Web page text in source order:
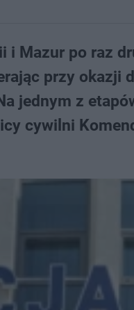
i Mazur po raz
przy okazji
jednym z
cywilni